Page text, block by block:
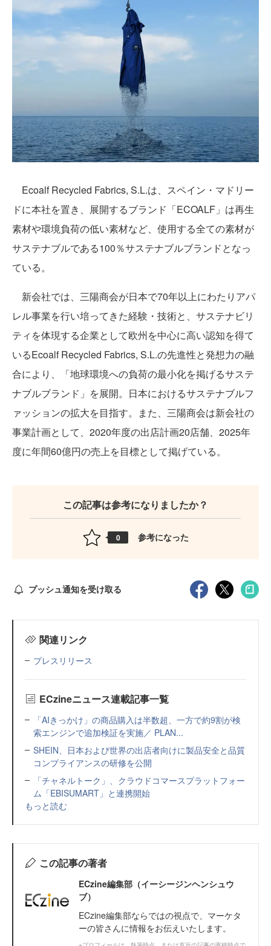
Ecoalf Recycled Fabrics, S.L.は、スペイン・マドリー
ドに本社を置き、展開するブランド「ECOALF」は再生
素材や環境負荷の低い素材など、使用する全ての素材が
サステナブルである100％サステナブルブランドとなっ
ている。
新会社では、三陽商会が日本で70年以上にわたりアパ
レル事業を行い培ってきた経験・技術と、サステナビリ
ティを体現する企業として欧州を中心に高い認知を得て
いるEcoalf Recycled Fabrics, S.L.の先進性と発想力の融
合により、「地球環境への負荷の最小化を掲げるサステ
ナブルブランド」を展開。日本におけるサステナブルフ
ァッションの拡大を目指す。また、三陽商会は新会社の
事業計画として、2020年度の出店計画20店舗、2025年
度に年間60億円の売上を目標として掲げている。
この記事は参考になりましたか？
0 参考になった
プッシュ通知を受け取る
関連リンク
プレスリリース
ECzineニュース連載記事一覧
「AIきっかけ」の商品購入は半数超、一方で約9割が検
索エンジンで追加検証を実施／ PLAN...
SHEIN、日本および世界の出店者向けに製品安全と品質
コンプライアンスの研修を公開
「チャネルトーク」、クラウドコマースプラットフォー
ム「EBISUMART」と連携開始
もっと読む
この記事の著者
ECzine編集部（イーシージンヘンシュウ
ブ）
ECzine編集部ならではの視点で、マーケタ
ーの皆さんに情報をお伝えいたします。